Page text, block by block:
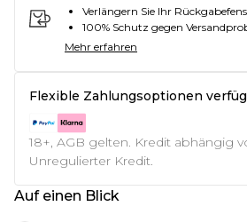
Verlängern Sie Ihr
100% Schutz gegen
Mehr erfahren
Flexible Zahlungsoptionen
18+, AGB gelten. Kredit abhängig
Unregulierter Kredit.
Auf einen Blick